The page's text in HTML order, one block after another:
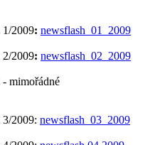
1/2009: newsflash_01_2009
2/2009: newsflash_02_2009
- mimořádné
3/2009: newsflash_03_2009